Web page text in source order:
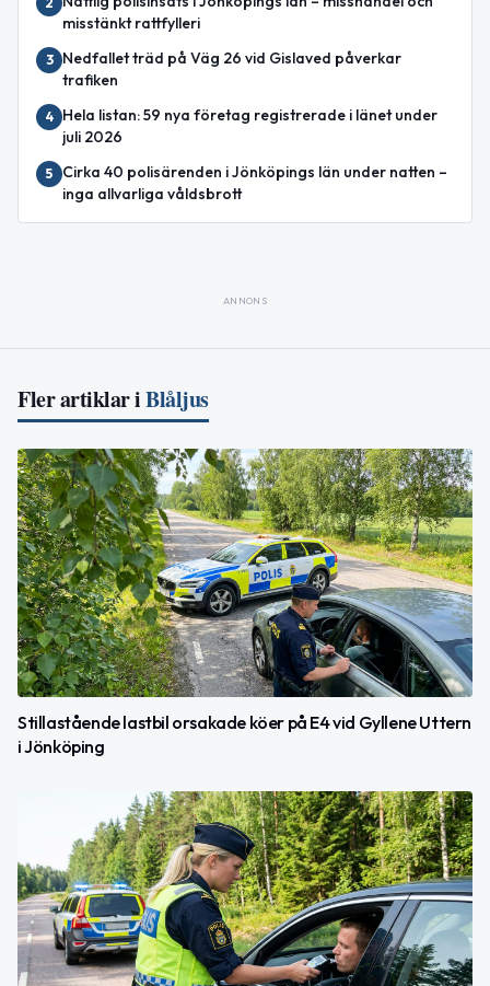
misstänkt rattfylleri
3
Nedfallet träd på Väg 26 vid Gislaved påverkar
trafiken
4
Hela listan: 59 nya företag registrerade i länet under
juli 2026
5
Cirka 40 polisärenden i Jönköpings län under natten –
inga allvarliga våldsbrott
ANNONS
Fler artiklar iBlåljus
Stillastående lastbil orsakade köer på E4 vid Gyllene Uttern
i Jönköping